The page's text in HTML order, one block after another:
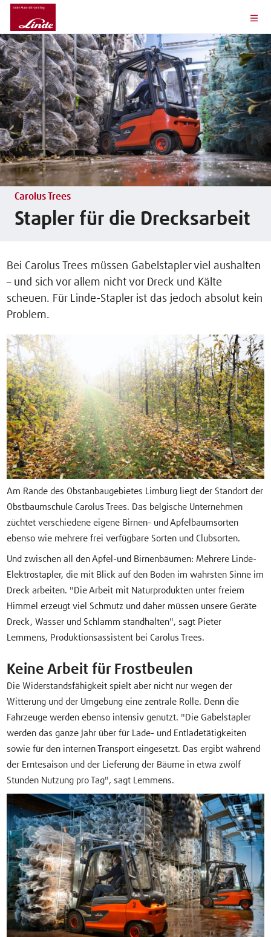
Carolus Trees
Stapler für die Drecksarbeit
Bei Carolus Trees müssen Gabelstapler viel aushalten
– und sich vor allem nicht vor Dreck und Kälte
scheuen. Für Linde-Stapler ist das jedoch absolut kein
Problem.
Am Rande des Obstanbaugebietes Limburg liegt der Standort der
Obstbaumschule Carolus Trees. Das belgische Unternehmen
züchtet verschiedene eigene Birnen- und Apfelbaumsorten
ebenso wie mehrere frei verfügbare Sorten und Clubsorten.
Und zwischen all den Apfel-und Birnenbäumen: Mehrere Linde-
Elektrostapler, die mit Blick auf den Boden im wahrsten Sinne im
Dreck arbeiten. "Die Arbeit mit Naturprodukten unter freiem
Himmel erzeugt viel Schmutz und daher müssen unsere Geräte
Dreck, Wasser und Schlamm standhalten", sagt Pieter
Lemmens, Produktionsassistent bei Carolus Trees.
Keine Arbeit für Frostbeulen
Die Widerstandsfähigkeit spielt aber nicht nur wegen der
Witterung und der Umgebung eine zentrale Rolle. Denn die
Fahrzeuge werden ebenso intensiv genutzt. "Die Gabelstapler
werden das ganze Jahr über für Lade- und Entladetätigkeiten
sowie für den internen Transport eingesetzt. Das ergibt während
der Erntesaison und der Lieferung der Bäume in etwa zwölf
Stunden Nutzung pro Tag", sagt Lemmens.